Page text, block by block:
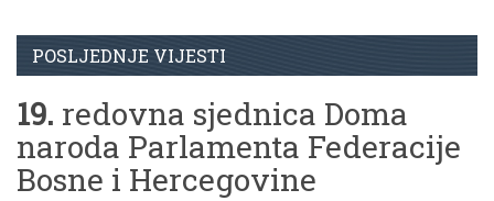
POSLJEDNJE VIJESTI
19. redovna sjednica Doma
naroda Parlamenta Federacije
Bosne i Hercegovine